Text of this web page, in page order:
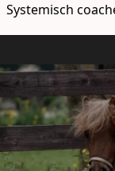
Systemisch